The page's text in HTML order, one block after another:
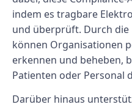
indem es tragbare
und überprüft. Durch
können Organisationen
erkennen und beheben,
Patienten oder Personal
Darüber hinaus